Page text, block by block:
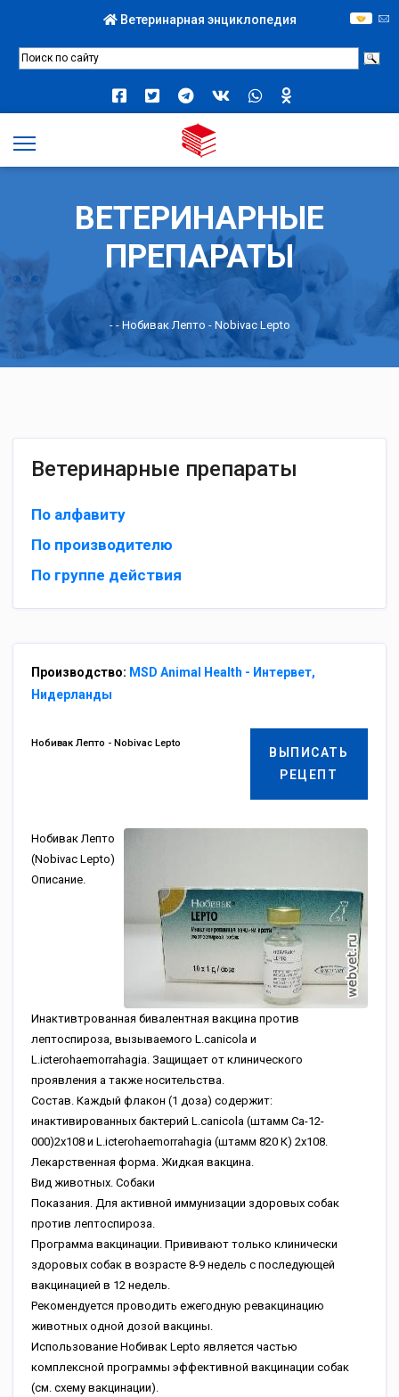
Ветеринарная энциклопедия
ВЕТЕРИНАРНЫЕ
ПРЕПАРАТЫ
- - Нобивак Лепто - Nobivac Lepto
Ветеринарные препараты
По алфавиту
По производителю
По группе действия
Производство: MSD Animal Health - Интервет,
Нидерланды
ВЫПИСАТЬ
РЕЦЕПТ
Нобивак Лепто - Nobivac Lepto
Нобивак Лепто
(Nobivac Lepto)
Описание.
Инактивтрованная бивалентная вакцина против
лептоспироза, вызываемого L.canicola и
L.icterohaemorrahagia. Защищает от клинического
проявления а также носительства.
Состав. Каждый флакон (1 доза) содержит:
инактивированных бактерий L.canicola (штамм Са-12-
000)2х108 и L.icterohaemorrahagia (штамм 820 К) 2х108.
Лекарственная форма. Жидкая вакцина.
Вид животных. Собаки
Показания. Для активной иммунизации здоровых собак
против лептоспироза.
Программа вакцинации. Прививают только клинически
здоровых собак в возрасте 8-9 недель с последующей
вакцинацией в 12 недель.
Рекомендуется проводить ежегодную ревакцинацию
животных одной дозой вакцины.
Использование Нобивак Lepto является частью
комплексной программы эффективной вакцинации собак
(см. схему вакцинации).